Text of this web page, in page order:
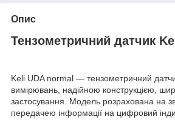
Опис
Тензометричний датчик
Keli UDA normal — тензометричний
вимірювань, надійною конструкцією,
застосування. Модель розрахована на
передачею інформації на цифровий